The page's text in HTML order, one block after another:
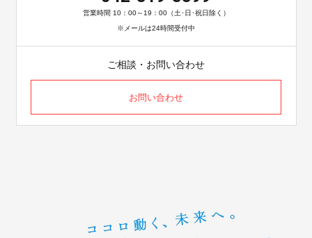
営業時間 10：00～19：00（土･日･祝日除く）
※メールは24時間受付中
ご相談・お問い合わせ
お問い合わせ